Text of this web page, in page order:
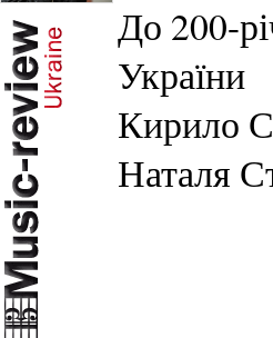
До 200-
України
Кирило
Наталя